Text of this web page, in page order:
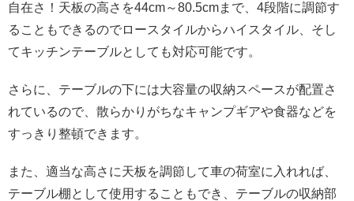
自在さ！天板の高さを44cm～80.5cmまで、4段階に調節す
ることもできるのでロースタイルからハイスタイル、そし
てキッチンテーブルとしても対応可能です。
さらに、テーブルの下には大容量の収納スペースが配置さ
れているので、散らかりがちなキャンプギアや食器などを
すっきり整頓できます。
また、適当な高さに天板を調節して車の荷室に入れれば、
テーブル棚として使用することもでき、テーブルの収納部